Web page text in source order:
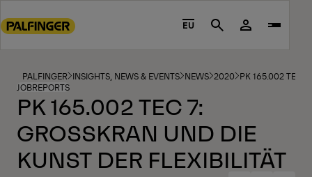
to
footer
content
EU Search
PALFINGER INSIGHTS, NEWS & EVENTS NEWS 2020 PK 165.002 TEC
JOBREPORTS
PK 165.002 TEC 7:
GROSSKRAN UND DIE K
UNST DER FLEXIBILITÄT